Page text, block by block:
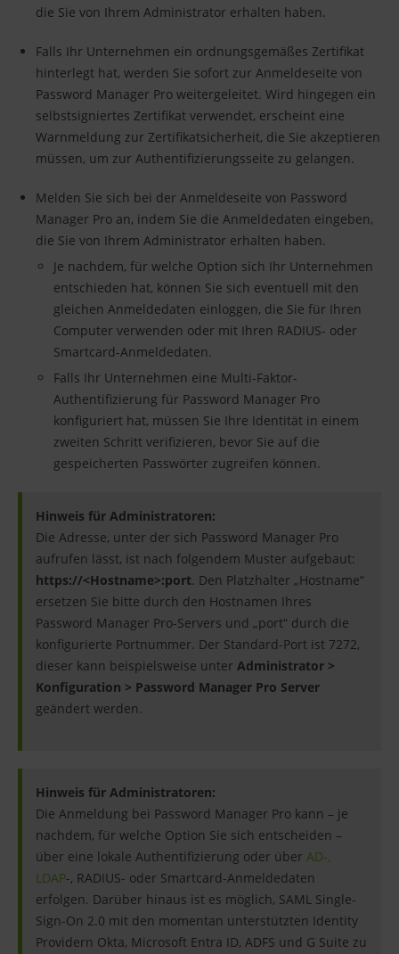
die Sie von Ihrem Administrator erhalten haben.
Falls Ihr Unternehmen ein ordnungsgemäßes Zertifikat
hinterlegt hat, werden Sie sofort zur Anmeldeseite von
Password Manager Pro weitergeleitet. Wird hingegen ein
selbstsigniertes Zertifikat verwendet, erscheint eine
Warnmeldung zur Zertifikatsicherheit, die Sie akzeptieren
müssen, um zur Authentifizierungsseite zu gelangen.
Melden Sie sich bei der Anmeldeseite von Password
Manager Pro an, indem Sie die Anmeldedaten eingeben,
die Sie von Ihrem Administrator erhalten haben.
Je nachdem, für welche Option sich Ihr Unternehmen
entschieden hat, können Sie sich eventuell mit den
gleichen Anmeldedaten einloggen, die Sie für Ihren
Computer verwenden oder mit Ihren RADIUS- oder
Smartcard-Anmeldedaten.
Falls Ihr Unternehmen eine Multi-Faktor-
Authentifizierung für Password Manager Pro
konfiguriert hat, müssen Sie Ihre Identität in einem
zweiten Schritt verifizieren, bevor Sie auf die
gespeicherten Passwörter zugreifen können.
Hinweis für Administratoren:
Die Adresse, unter der sich Password Manager Pro
aufrufen lässt, ist nach folgendem Muster aufgebaut:
https://<Hostname>:port. Den Platzhalter „Hostname“
ersetzen Sie bitte durch den Hostnamen Ihres
Password Manager Pro-Servers und „port“ durch die
konfigurierte Portnummer. Der Standard-Port ist 7272,
dieser kann beispielsweise unter Administrator >
Konfiguration > Password Manager Pro Server
geändert werden.
Hinweis für Administratoren:
Die Anmeldung bei Password Manager Pro kann – je
nachdem, für welche Option Sie sich entscheiden –
über eine lokale Authentifizierung oder über AD-,
LDAP-, RADIUS- oder Smartcard-Anmeldedaten
erfolgen. Darüber hinaus ist es möglich, SAML Single-
Sign-On 2.0 mit den momentan unterstützten Identity
Providern Okta, Microsoft Entra ID, ADFS und G Suite zu